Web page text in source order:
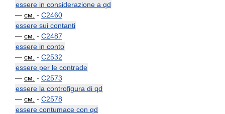
essere in considerazione a qd
— см. - C2460
essere sui contanti
— см. - C2487
essere in conto
— см. - C2532
essere per le contrade
— см. - C2573
essere la controfigura di qd
— см. - C2578
essere contumace con qd